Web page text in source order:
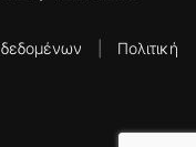
δεδομένων
Πολιτική